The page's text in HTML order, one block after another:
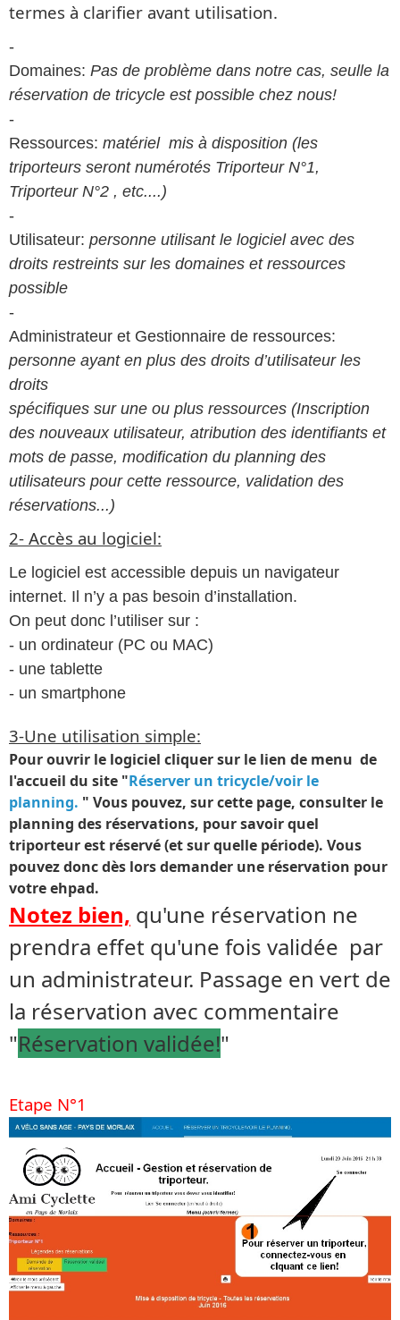
termes à clarifier avant utilisation.
-
Domaines: Pas de problème dans notre cas, seulle la
réservation de tricycle est possible chez nous!
-
Ressources: matériel mis à disposition (les
triporteurs seront numérotés Triporteur N°1,
Triporteur N°2 , etc....)
-
Utilisateur: personne utilisant le logiciel avec des
droits restreints sur les domaines et ressources
possible
-
Administrateur et Gestionnaire de ressources:
personne ayant en plus des droits d’utilisateur les
droits
spécifiques sur une ou plus ressources (Inscription
des nouveaux utilisateur, atribution des identifiants et
mots de passe, modification du planning des
utilisateurs pour cette ressource, validation des
réservations...)
2- Accès au logiciel:
Le logiciel est accessible depuis un navigateur
internet. Il n’y a pas besoin d’installation.
On peut donc l’utiliser sur :
- un ordinateur (PC ou MAC)
- une tablette
- un smartphone
3-Une utilisation simple:
Pour ouvrir le logiciel cliquer sur le lien de menu de
l'accueil du site "Réserver un tricycle/voir le
planning. " Vous pouvez, sur cette page, consulter le
planning des réservations, pour savoir quel
triporteur est réservé (et sur quelle période). Vous
pouvez donc dès lors demander une réservation pour
votre ehpad.
Notez bien, qu'une réservation ne
prendra effet qu'une fois validée par
un administrateur. Passage en vert de
la réservation avec commentaire
"Réservation validée!"
Etape N°1